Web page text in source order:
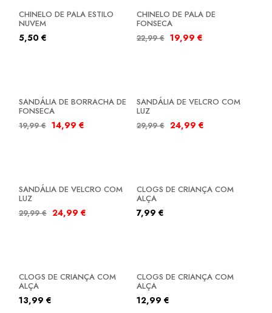
CHINELO DE PALA ESTILO
NUVEM
5,50 €
CHINELO DE PALA DE
FONSECA
22,99€ 19,99 €
SANDÁLIA DE BORRACHA DE
FONSECA
19,99€ 14,99 €
SANDÁLIA DE VELCRO COM
LUZ
29,99€ 24,99 €
SANDÁLIA DE VELCRO COM
LUZ
29,99€ 24,99 €
CLOGS DE CRIANÇA COM
ALÇA
7,99 €
CLOGS DE CRIANÇA COM
ALÇA
13,99 €
CLOGS DE CRIANÇA COM
ALÇA
12,99 €